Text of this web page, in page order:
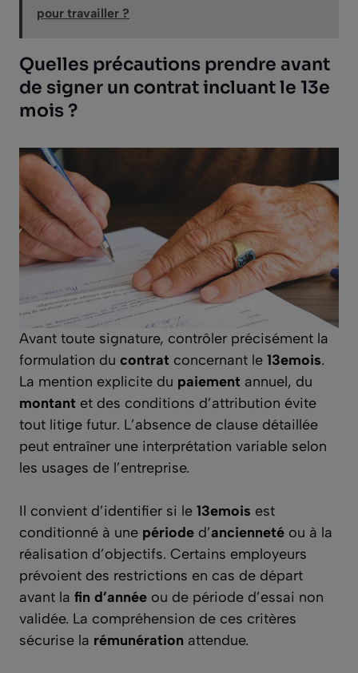
pour travailler ?
Quelles précautions prendre avant
de signer un contrat incluant le 13e
mois ?
Avant toute signature, contrôler précisément la
formulation du contrat concernant le 13emois.
La mention explicite du paiement annuel, du
montant et des conditions d’attribution évite
tout litige futur. L’absence de clause détaillée
peut entraîner une interprétation variable selon
les usages de l’entreprise.
Il convient d’identifier si le 13emois est
conditionné à une période d’ancienneté ou à la
réalisation d’objectifs. Certains employeurs
prévoient des restrictions en cas de départ
avant la fin d’année ou de période d’essai non
validée. La compréhension de ces critères
sécurise la rémunération attendue.